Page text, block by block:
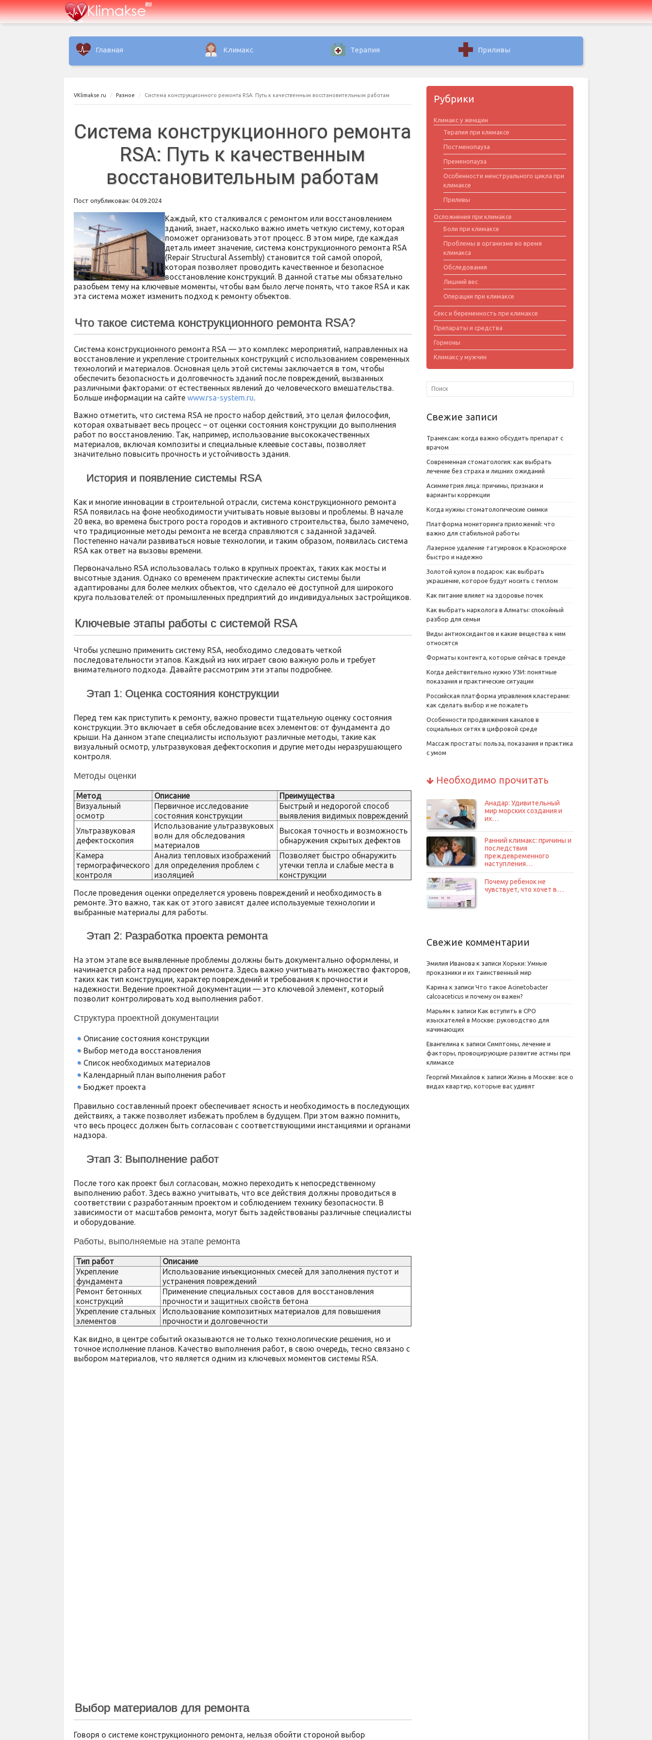
Главная Климакс Терапия Приливы
VKlimakse.ru Разное Система конструкционного ремонта RSA: Путь к качественным восстановительным работам
Система конструкционного ремонта
RSA: Путь к качественным
восстановительным работам
Пост опубликован: 04.09.2024
Каждый, кто сталкивался с ремонтом или восстановлением
зданий, знает, насколько важно иметь четкую систему, которая
поможет организовать этот процесс. В этом мире, где каждая
деталь имеет значение, система конструкционного ремонта RSA
(Repair Structural Assembly) становится той самой опорой,
которая позволяет проводить качественное и безопасное
восстановление конструкций. В данной статье мы обязательно
разобьем тему на ключевые моменты, чтобы вам было легче понять, что такое RSA и как
эта система может изменить подход к ремонту объектов.
Что такое система конструкционного ремонта RSA?
Система конструкционного ремонта RSA — это комплекс мероприятий, направленных на
восстановление и укрепление строительных конструкций с использованием современных
технологий и материалов. Основная цель этой системы заключается в том, чтобы
обеспечить безопасность и долговечность зданий после повреждений, вызванных
различными факторами: от естественных явлений до человеческого вмешательства.
Больше информации на сайте www.rsa-system.ru.
Важно отметить, что система RSA не просто набор действий, это целая философия,
которая охватывает весь процесс – от оценки состояния конструкции до выполнения
работ по восстановлению. Так, например, использование высококачественных
материалов, включая композиты и специальные клеевые составы, позволяет
значительно повысить прочность и устойчивость здания.
История и появление системы RSA
Как и многие инновации в строительной отрасли, система конструкционного ремонта
RSA появилась на фоне необходимости учитывать новые вызовы и проблемы. В начале
20 века, во времена быстрого роста городов и активного строительства, было замечено,
что традиционные методы ремонта не всегда справляются с заданной задачей.
Постепенно начали развиваться новые технологии, и таким образом, появилась система
RSA как ответ на вызовы времени.
Первоначально RSA использовалась только в крупных проектах, таких как мосты и
высотные здания. Однако со временем практические аспекты системы были
адаптированы для более мелких объектов, что сделало её доступной для широкого
круга пользователей: от промышленных предприятий до индивидуальных застройщиков.
Ключевые этапы работы с системой RSA
Чтобы успешно применить систему RSA, необходимо следовать четкой
последовательности этапов. Каждый из них играет свою важную роль и требует
внимательного подхода. Давайте рассмотрим эти этапы подробнее.
Этап 1: Оценка состояния конструкции
Перед тем как приступить к ремонту, важно провести тщательную оценку состояния
конструкции. Это включает в себя обследование всех элементов: от фундамента до
крыши. На данном этапе специалисты используют различные методы, такие как
визуальный осмотр, ультразвуковая дефектоскопия и другие методы неразрушающего
контроля.
Методы оценки
Метод Описание
Преимущества
Визуальный
осмотр
Первичное исследование
состояния конструкции
Быстрый и недорогой способ
выявления видимых повреждений
Ультразвуковая
дефектоскопия
Использование ультразвуковых
волн для обследования
материалов
Высокая точность и возможность
обнаружения скрытых дефектов
Камера
термографического
контроля
Анализ тепловых изображений
для определения проблем с
изоляцией
Позволяет быстро обнаружить
утечки тепла и слабые места в
конструкции
После проведения оценки определяется уровень повреждений и необходимость в
ремонте. Это важно, так как от этого зависят далее используемые технологии и
выбранные материалы для работы.
Этап 2: Разработка проекта ремонта
На этом этапе все выявленные проблемы должны быть документально оформлены, и
начинается работа над проектом ремонта. Здесь важно учитывать множество факторов,
таких как тип конструкции, характер повреждений и требования к прочности и
надежности. Ведение проектной документации — это ключевой элемент, который
позволит контролировать ход выполнения работ.
Структура проектной документации
Описание состояния конструкции
Выбор метода восстановления
Список необходимых материалов
Календарный план выполнения работ
Бюджет проекта
Правильно составленный проект обеспечивает ясность и необходимость в последующих
действиях, а также позволяет избежать проблем в будущем. При этом важно помнить,
что весь процесс должен быть согласован с соответствующими инстанциями и органами
надзора.
Этап 3: Выполнение работ
После того как проект был согласован, можно переходить к непосредственному
выполнению работ. Здесь важно учитывать, что все действия должны проводиться в
соответствии с разработанным проектом и соблюдением технику безопасности. В
зависимости от масштабов ремонта, могут быть задействованы различные специалисты
и оборудование.
Работы, выполняемые на этапе ремонта
Тип работ
Описание
Укрепление
фундамента
Использование инъекционных смесей для заполнения пустот и
устранения повреждений
Ремонт бетонных
конструкций
Применение специальных составов для восстановления
прочности и защитных свойств бетона
Укрепление стальных
элементов
Использование композитных материалов для повышения
прочности и долговечности
Как видно, в центре событий оказываются не только технологические решения, но и
точное исполнение планов. Качество выполнения работ, в свою очередь, тесно связано с
выбором материалов, что является одним из ключевых моментов системы RSA.
Выбор материалов для ремонта
Говоря о системе конструкционного ремонта, нельзя обойти стороной выбор
Рубрики
Климакс у женщин
Терапия при климаксе
Постменопауза
Пременопауза
Особенности менструального цикла при
климаксе
Приливы
Осложнения при климаксе
Боли при климаксе
Проблемы в организме во время
климакса
Обследования
Лишний вес
Операции при климаксе
Секс и беременность при климаксе
Препараты и средства
Гормоны
Климакс у мужчин
Свежие записи
Транексам: когда важно обсудить препарат с
врачом
Современная стоматология: как выбрать
лечение без страха и лишних ожиданий
Асимметрия лица: причины, признаки и
варианты коррекции
Когда нужны стоматологические снимки
Платформа мониторинга приложений: что
важно для стабильной работы
Лазерное удаление татуировок в Красноярске
быстро и надежно
Золотой кулон в подарок: как выбрать
украшение, которое будут носить с теплом
Как питание влияет на здоровье почек
Как выбрать нарколога в Алматы: спокойный
разбор для семьи
Виды антиоксидантов и какие вещества к ним
относятся
Форматы контента, которые сейчас в тренде
Когда действительно нужно УЗИ: понятные
показания и практические ситуации
Российская платформа управления кластерами:
как сделать выбор и не пожалеть
Особенности продвижения каналов в
социальных сетях в цифровой среде
Массаж простаты: польза, показания и практика
с умом
Необходимо прочитать
Анадар: Удивительный
мир морских создания и
их…
Ранний климакс: причины и
последствия
преждевременного
наступления…
Почему ребенок не
чувствует, что хочет в…
Свежие комментарии
Эмилия Иванова к записи Хорьки: Умные
проказники и их таинственный мир
Карина к записи Что такое Acinetobacter
calcoaceticus и почему он важен?
Марьям к записи Как вступить в СРО
изыскателей в Москве: руководство для
начинающих
Евангелина к записи Симптомы, лечение и
факторы, провоцирующие развитие астмы при
климаксе
Георгий Михайлов к записи Жизнь в Москве: все о
видах квартир, которые вас удивят